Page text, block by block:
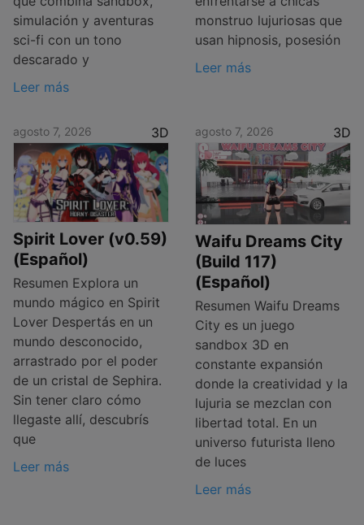
simulación y aventuras
sci-fi con un tono
descarado y
Leer más
monstruo lujuriosas que
usan hipnosis, posesión
Leer más
agosto 7, 2026 3D
Spirit Lover (v0.59)
(Español)
Resumen Explora un
mundo mágico en Spirit
Lover Despertás en un
mundo desconocido,
arrastrado por el poder
de un cristal de Sephira.
Sin tener claro cómo
llegaste allí, descubrís
que
Leer más
agosto 7, 2026 3D
Waifu Dreams City
(Build 117)
(Español)
Resumen Waifu Dreams
City es un juego
sandbox 3D en
constante expansión
donde la creatividad y la
lujuria se mezclan con
libertad total. En un
universo futurista lleno
de luces
Leer más